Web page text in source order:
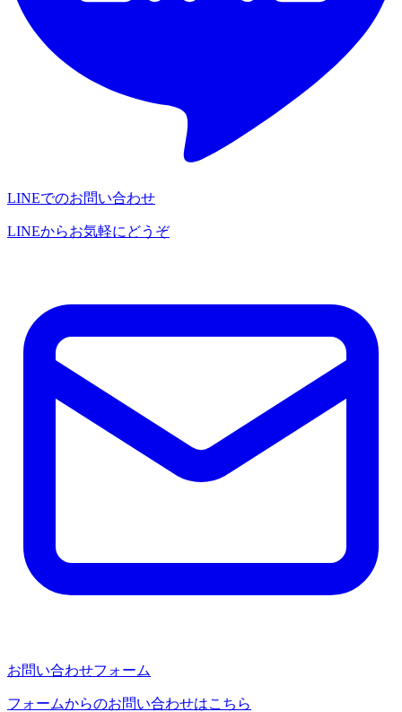
LINEでのお問い合わせ
LINEからお気軽にどうぞ
お問い合わせフォーム
フォームからのお問い合わせはこちら